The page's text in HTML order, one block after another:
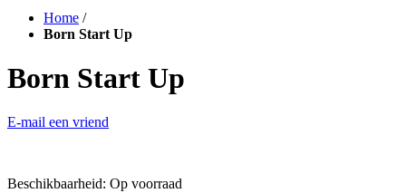
Home /
Born Start Up
Born Start Up
E-mail een vriend
Beschikbaarheid: Op voorraad